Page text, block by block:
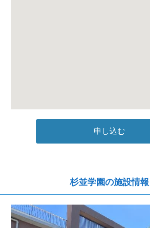
申し込む
杉並学園の施設情報